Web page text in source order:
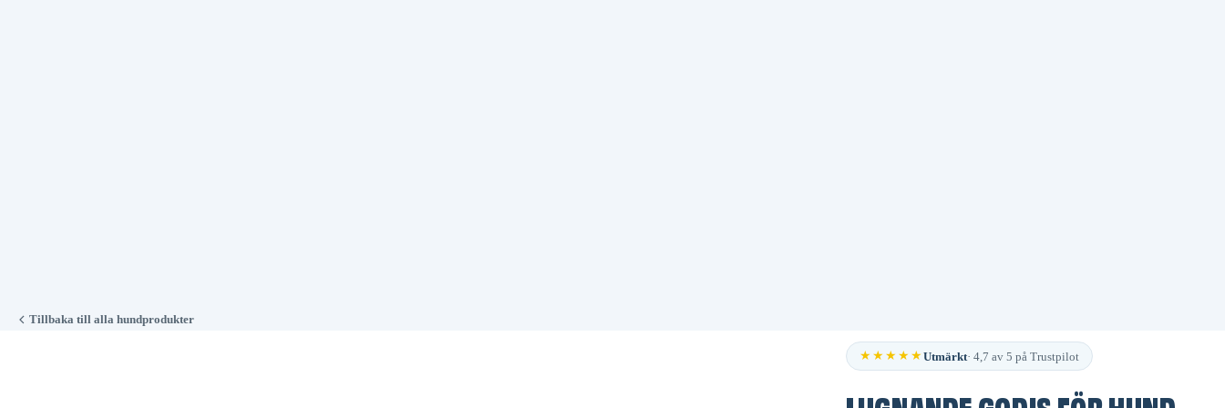
Tillbaka till alla hundprodukter
★★★★★Utmärkt· 4,7 av 5 på Trustpilot